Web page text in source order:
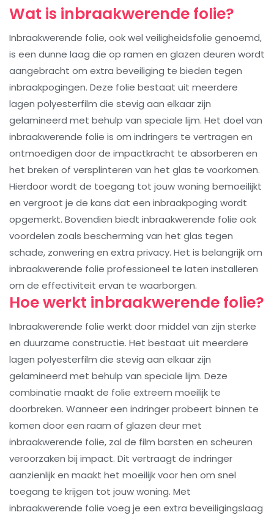
Wat is inbraakwerende folie?
Inbraakwerende folie, ook wel veiligheidsfolie genoemd,
is een dunne laag die op ramen en glazen deuren wordt
aangebracht om extra beveiliging te bieden tegen
inbraakpogingen. Deze folie bestaat uit meerdere
lagen polyesterfilm die stevig aan elkaar zijn
gelamineerd met behulp van speciale lijm. Het doel van
inbraakwerende folie is om indringers te vertragen en
ontmoedigen door de impactkracht te absorberen en
het breken of versplinteren van het glas te voorkomen.
Hierdoor wordt de toegang tot jouw woning bemoeilijkt
en vergroot je de kans dat een inbraakpoging wordt
opgemerkt. Bovendien biedt inbraakwerende folie ook
voordelen zoals bescherming van het glas tegen
schade, zonwering en extra privacy. Het is belangrijk om
inbraakwerende folie professioneel te laten installeren
om de effectiviteit ervan te waarborgen.
Hoe werkt inbraakwerende folie?
Inbraakwerende folie werkt door middel van zijn sterke
en duurzame constructie. Het bestaat uit meerdere
lagen polyesterfilm die stevig aan elkaar zijn
gelamineerd met behulp van speciale lijm. Deze
combinatie maakt de folie extreem moeilijk te
doorbreken. Wanneer een indringer probeert binnen te
komen door een raam of glazen deur met
inbraakwerende folie, zal de film barsten en scheuren
veroorzaken bij impact. Dit vertraagt ​​de indringer
aanzienlijk en maakt het moeilijk voor hen om snel
toegang te krijgen tot jouw woning. Met
inbraakwerende folie voeg je een extra beveiligingslaag